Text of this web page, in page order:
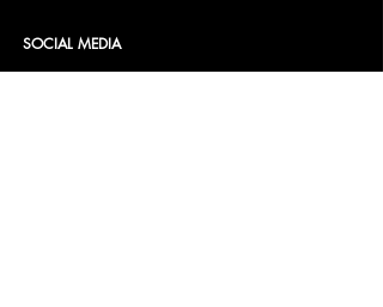
SOCIAL MEDIA